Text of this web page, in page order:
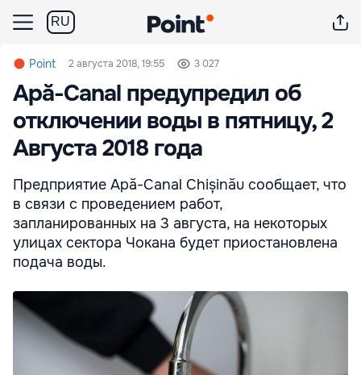
RU
Point 2 августа 2018, 19:55 3 027
Apă-Canal предупредил об
отключении воды в пятницу, 2
Августа 2018 года
Предприятие Apă-Canal Chișinău сообщает, что
в связи с проведением работ,
запланированных на 3 августа, на некоторых
улицах сектора Чокана будет приостановлена
подача воды.